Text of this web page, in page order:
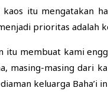
itu mengatakan
prioritas adalah
itu membuat kami
masing-masing dari
keluarga Baha’i